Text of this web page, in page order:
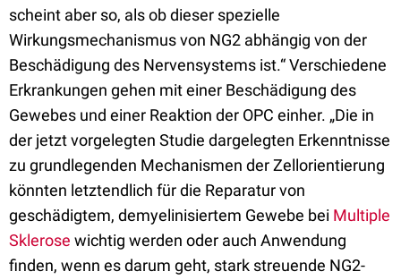
scheint aber so, als ob dieser spezielle
Wirkungsmechanismus von NG2 abhängig von der
Beschädigung des Nervensystems ist.“ Verschiedene
Erkrankungen gehen mit einer Beschädigung des
Gewebes und einer Reaktion der OPC einher. „Die in
der jetzt vorgelegten Studie dargelegten Erkenntnisse
zu grundlegenden Mechanismen der Zellorientierung
könnten letztendlich für die Reparatur von
geschädigtem, demyelinisiertem Gewebe bei Multiple
Sklerose wichtig werden oder auch Anwendung
finden, wenn es darum geht, stark streuende NG2-